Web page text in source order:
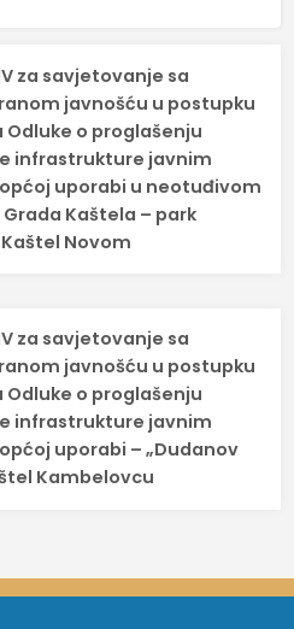
za savjetovanje sa
javnošću u postupku
Odluke o proglašenju
infrastrukture javnim
uporabi u neotuđivom
Kaštela – park
Novom
za savjetovanje sa
javnošću u postupku
Odluke o proglašenju
infrastrukture javnim
uporabi – „Dudanov
Kambelovcu